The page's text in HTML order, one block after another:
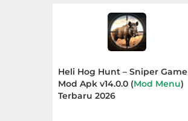
Parenting
Heli Hog Hunt – Sniper Game
Mod Apk v14.0.0 (Mod Menu)
Terbaru 2026